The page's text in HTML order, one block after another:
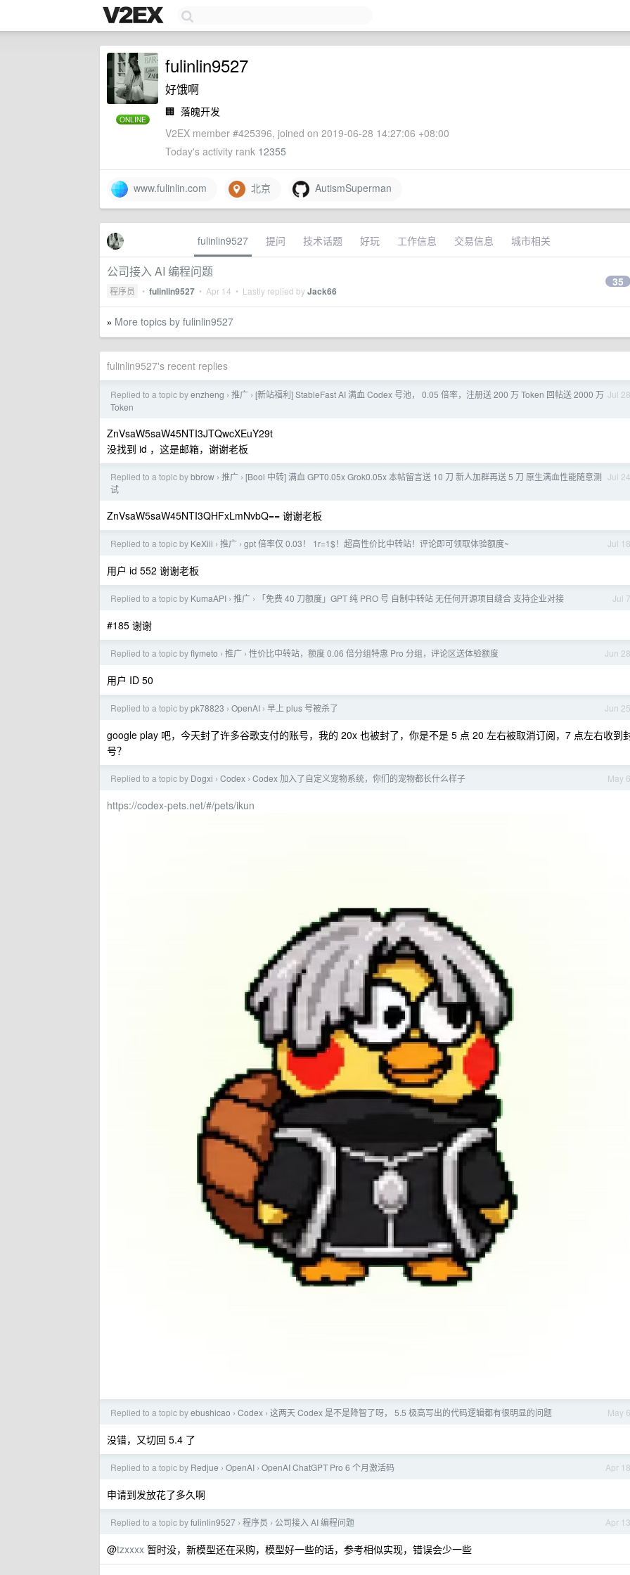
ONLINE
fulinlin9527
好饿啊
🏢 落魄开发
V2EX member #425396, joined on 2019-06-28 14:27:06 +08:00
Today's activity rank 12355
www.fulinlin.com 北京 AutismSuperman
fulinlin9527 提问 技术话题 好玩 工作信息 交易信息 城市相关
公司接入 AI 编程问题
程序员 • fulinlin9527 • Apr 14 • Lastly replied byJack66
35
» More topics by fulinlin9527
fulinlin9527's recent replies
Jul 28
Replied to a topic byenzheng › 推广 › [新站福利] StableFast AI 满血 Codex 号池， 0.05 倍率，注册送 200 万 Token 回帖送 2000 万
Token
ZnVsaW5saW45NTI3JTQwcXEuY29t
没找到 id ，这是邮箱，谢谢老板
Jul 24
Replied to a topic bybbrow › 推广 › [Bool 中转] 满血 GPT0.05x Grok0.05x 本帖留言送 10 刀 新人加群再送 5 刀 原生满血性能随意测
试
ZnVsaW5saW45NTI3QHFxLmNvbQ== 谢谢老板
Jul 18
Replied to a topic by KeXiii › 推广 › gpt 倍率仅 0.03！ 1r=1$！超高性价比中转站！评论即可领取体验额度~
用户 id 552 谢谢老板
Jul 7
Replied to a topic by KumaAPI › 推广 › 「免费 40 刀额度」GPT 纯 PRO 号 自制中转站 无任何开源项目缝合 支持企业对接
#185 谢谢
Jun 28
Replied to a topic byflymeto › 推广 › 性价比中转站，额度 0.06 倍分组特惠 Pro 分组，评论区送体验额度
用户 ID 50
Jun 25
Replied to a topic bypk78823 › OpenAI › 早上 plus 号被杀了
google play 吧，今天封了许多谷歌支付的账号，我的 20x 也被封了，你是不是 5 点 20 左右被取消订阅，7 点左右收到
号？
May 6
Replied to a topic by Dogxi › Codex › Codex 加入了自定义宠物系统，你们的宠物都长什么样子
https://codex-pets.net/#/pets/ikun
May 6
Replied to a topic byebushicao › Codex › 这两天 Codex 是不是降智了呀， 5.5 极高写出的代码逻辑都有很明显的问题
没错，又切回 5.4 了
Apr 18
Replied to a topic by Redjue › OpenAI › OpenAI ChatGPT Pro 6 个月激活码
申请到发放花了多久啊
Apr 13
Replied to a topic byfulinlin9527 › 程序员 › 公司接入 AI 编程问题
@tzxxxx 暂时没，新模型还在采购，模型好一些的话，参考相似实现，错误会少一些